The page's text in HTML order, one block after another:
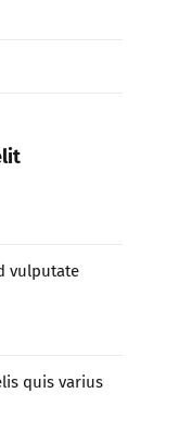
vulputate
quis varius